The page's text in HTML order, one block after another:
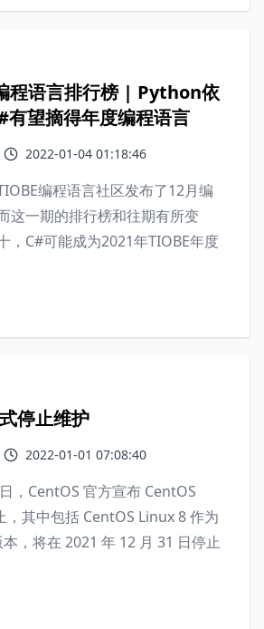
程语言排行榜 | Python依
有望摘得年度编程语言
2022-01-04 01:18:46
编程语言社区发布了12月编
这一期的排行榜和往期有所变
，C#可能成为2021年TIOBE年度
停止维护
2022-01-01 07:08:40
，CentOS 官方宣布 CentOS
，其中包括 CentOS Linux 8 作为
本，将在 2021 年 12 月 31 日停止